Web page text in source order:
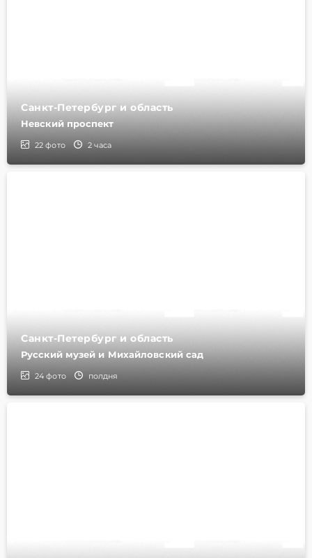
Санкт-Петербург и область
Невский проспект
22 фото 2 часа
Санкт-Петербург и область
Русский музей и Михайловский сад
24 фото полдня